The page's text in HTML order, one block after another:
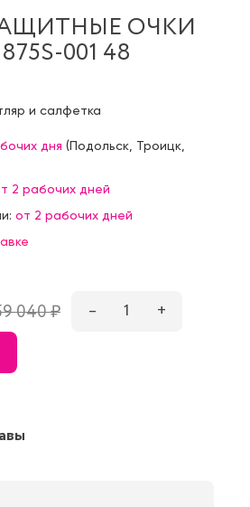
ОЧКИ
001 48
и салфетка
дня (Подольск Троицк
2 рабочих дней
от 2 рабочих дней
040 ₷ – 1 +